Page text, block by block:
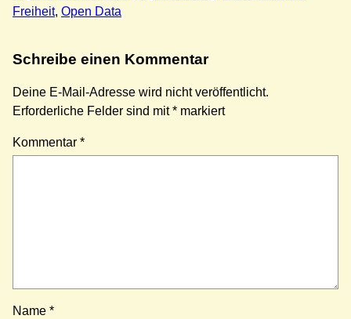
Freiheit, Open Data
Schreibe einen Kommentar
Deine E-Mail-Adresse wird nicht veröffentlicht.
Erforderliche Felder sind mit* markiert
Kommentar *
Name *